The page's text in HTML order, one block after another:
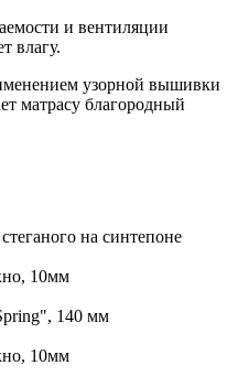
и вентиляции
влагу.
узорной вышивки
матрасу благородный
на синтепоне
10мм
140 мм
10мм